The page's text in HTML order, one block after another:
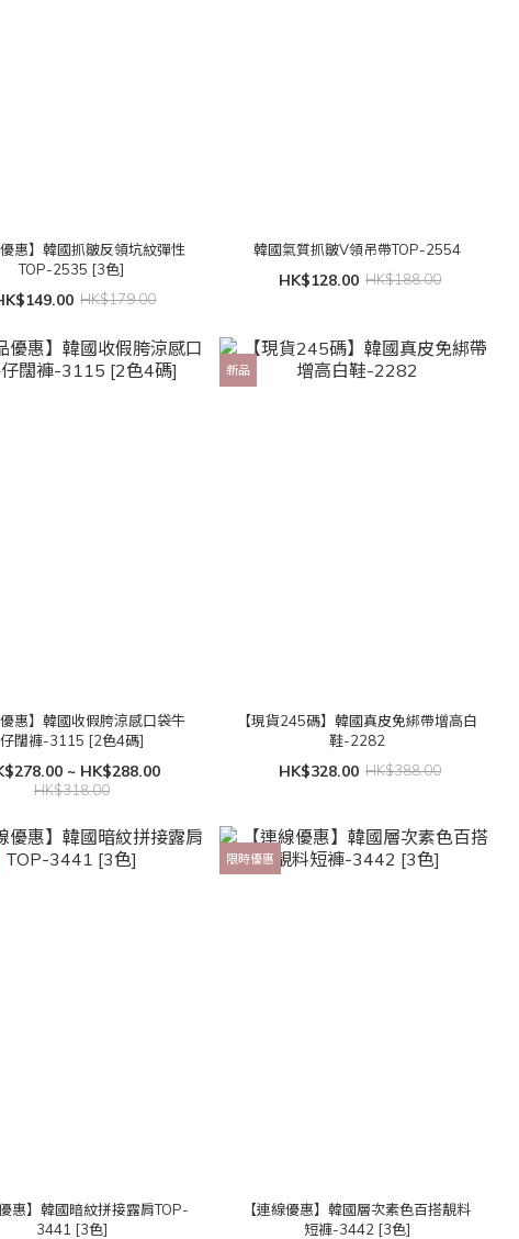
優惠】韓國抓皺反領坑紋彈性
TOP-2535 [3色]
HK$179.00
韓國氣質抓皺V領吊帶TOP-2554
HK$128.00 HK$188.00
優惠】韓國收假胯涼感口袋牛
仔闊褲-3115 [2色4碼]
~ HK$288.00
HK$318.00
新品
【現貨245碼】韓國真皮免綁帶增高白
鞋-2282
HK$328.00 HK$388.00
優惠】韓國暗紋拼接露肩TOP-
3441 [3色]
限時優惠
【連線優惠】韓國層次素色百搭靚料
短褲-3442 [3色]